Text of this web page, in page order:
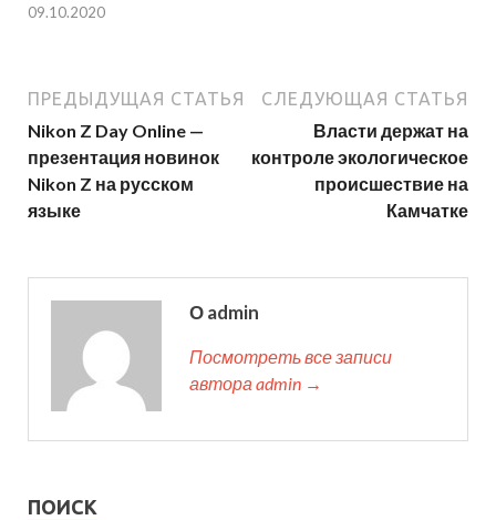
09.10.2020
ПРЕДЫДУЩАЯ СТАТЬЯ
Nikon Z Day Online —
презентация новинок
Nikon Z на русском
языке
СЛЕДУЮЩАЯ СТАТЬЯ
Власти держат на
контроле экологическое
происшествие на
Камчатке
О admin
Посмотреть все записи
автора admin →
ПОИСК